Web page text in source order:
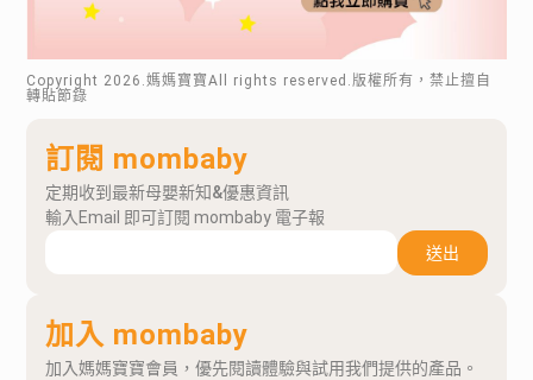
Copyright 2026 .媽媽寶寶All rights reserved.版權所有，禁止擅自
轉貼節錄
訂閱 mombaby
定期收到最新母嬰新知&優惠資訊
輸入Email 即可訂閱 mombaby 電子報
送出
加入 mombaby
加入媽媽寶寶會員，優先閱讀體驗與試用我們提供的產品。